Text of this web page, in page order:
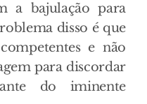
a bajulação para
disso é que
e não
para discordar
do iminente